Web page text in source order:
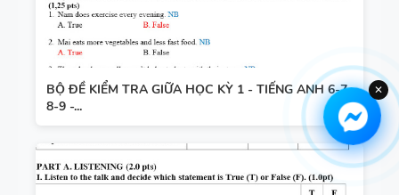
BỘ ĐỀ KIỂM TRA GIỮA HỌC KỲ 1 - TIẾNG ANH 6-7-
8-9 -...
✕